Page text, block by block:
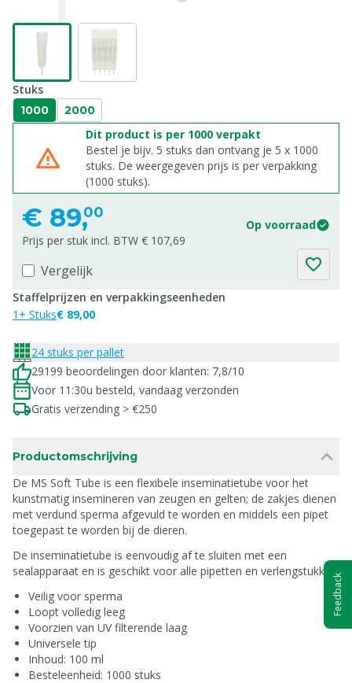
Stuks
1000 2000
Dit product is per 1000 verpakt
Bestel je bijv. 5 stuks dan ontvang je 5 x 1000
stuks. De weergegeven prijs is per verpakking
(1000 stuks).
€ 89,00
Op voorraad
Prijs per stuk incl. BTW € 107,69
Vergelijk
Staffelprijzen en verpakkingseenheden
1+ Stuks€ 89,00
24 stuks per pallet
29199 beoordelingen door klanten: 7,8/10
Voor 11:30u besteld, vandaag verzonden
Gratis verzending > €250
Productomschrijving
De MS Soft Tube is een flexibele inseminatietube voor het
kunstmatig insemineren van zeugen en gelten; de zakjes dienen
met verdund sperma afgevuld te worden en middels een pipet
toegepast te worden bij de dieren.
De inseminatietube is eenvoudig af te sluiten met een
sealapparaat en is geschikt voor alle pipetten en verlengstukken.
Veilig voor sperma
Loopt volledig leeg
Voorzien van UV filterende laag
Universele tip
Inhoud: 100 ml
Besteleenheid: 1000 stuks
Feedback